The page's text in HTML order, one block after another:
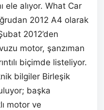
ele alıyor. What Car
2012 A4 olarak
2012’den
motor, şanzıman
biçimde listeliyor.
bilgiler Birleşik
başka
motor ve